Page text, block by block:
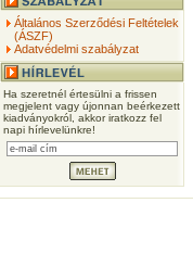
Általános Szerződési Feltételek
(ÁSZF)
Adatvédelmi szabályzat
Ha szeretnél értesülni a frissen
megjelent vagy újonnan beérkezett
kiadványokról, akkor iratkozz fel
napi hírlevelünkre!